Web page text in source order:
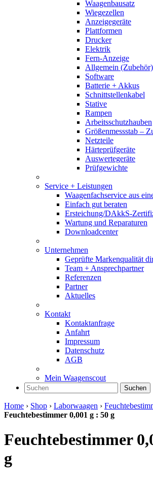
Waagenbausatz
Wiegezellen
Anzeigegeräte
Plattformen
Drucker
Elektrik
Fern-Anzeige
Allgemein (Zubehör)
Software
Batterie + Akkus
Schnittstellenkabel
Stative
Rampen
Arbeitsschutzhauben
Größenmessstab –
Netzteile
Härteprüfgeräte
Auswertegeräte
Prüfgewichte
Service + Leistungen
Waagenfachservice aus
Einfach gut beraten
Ersteichung/DAkkS-
Wartung und Reparaturen
Downloadcenter
Unternehmen
Geprüfte Markenqualität
Team + Ansprechpartner
Referenzen
Partner
Aktuelles
Kontakt
Kontaktanfrage
Anfahrt
Impressum
Datenschutz
AGB
Mein Waagenscout
Suchen
Home › Shop › Laborwaagen ›
Feuchtebestimmer 0,001 g : 50 g
Feuchtebestimmer
g